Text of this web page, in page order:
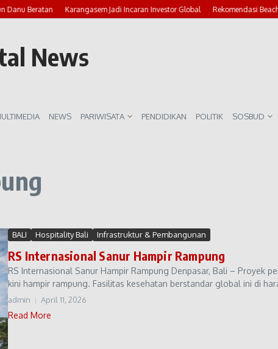
Danu Beratan Karangasem Jadi Incaran Investor Global Rekomendasi
News
NEWS PARIWISATA PENDIDIKAN POLITIK SOSBUD
BALI Hospitality Bali Infrastruktur & Pembangunan
RS Internasional Sanur Hampir Rampung
RS Internasional Sanur Hampir Rampung Denpasar, Bali – Proyek
kini hampir rampung. Fasilitas kesehatan berstandar global ini di
admin April 11, 2026
Read More